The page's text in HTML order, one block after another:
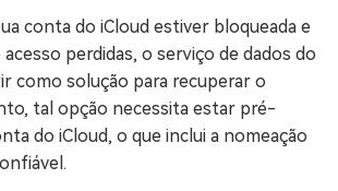
conta do iCloud estiver bloqueada e
acesso perdidas, o serviço de dados do
como solução para recuperar o
tal opção necessita estar pré-
do iCloud, o que inclui a nomeação